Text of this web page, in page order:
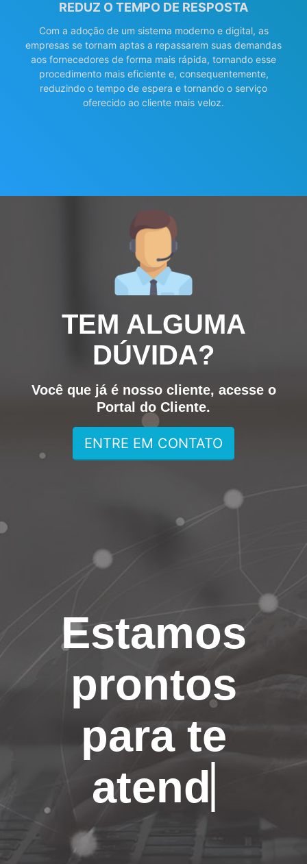
REDUZ O TEMPO DE RESPOSTA
Com a adoção de um sistema moderno e digital, as
empresas se tornam aptas a repassarem suas demandas
aos fornecedores de forma mais rápida, tornando esse
procedimento mais eficiente e, consequentemente,
reduzindo o tempo de espera e tornando o serviço
oferecido ao cliente mais veloz.
TEM ALGUMA
DÚVIDA?
Você que já é nosso cliente, acesse o
Portal do Cliente.
ENTRE EM CONTATO
Estamos
prontos
p